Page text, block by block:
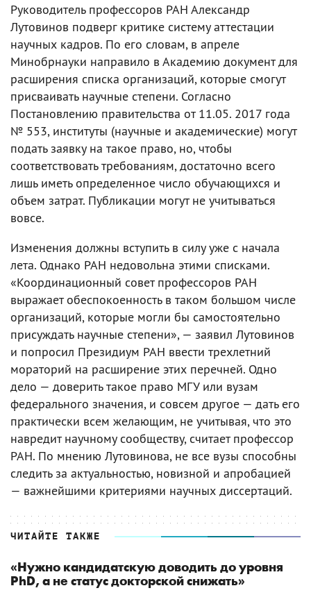
Руководитель профессоров РАН Александр
Лутовинов подверг критике систему аттестации
научных кадров. По его словам, в апреле
Минобрнауки направило в Академию документ для
расширения списка организаций, которые смогут
присваивать научные степени. Согласно
Постановлению правительства от 11.05. 2017 года
№ 553, институты (научные и академические) могут
подать заявку на такое право, но, чтобы
соответствовать требованиям, достаточно всего
лишь иметь определенное число обучающихся и
объем затрат. Публикации могут не учитываться
вовсе.
Изменения должны вступить в силу уже с начала
лета. Однако РАН недовольна этими списками.
«Координационный совет профессоров РАН
выражает обеспокоенность в таком большом числе
организаций, которые могли бы самостоятельно
присуждать научные степени», — заявил Лутовинов
и попросил Президиум РАН ввести трехлетний
мораторий на расширение этих перечней. Одно
дело — доверить такое право МГУ или вузам
федерального значения, и совсем другое — дать его
практически всем желающим, не учитывая, что это
навредит научному сообществу, считает профессор
РАН. По мнению Лутовинова, не все вузы способны
следить за актуальностью, новизной и апробацией
— важнейшими критериями научных диссертаций.
ЧИТАЙТЕ ТАКЖЕ
«Нужно кандидатскую доводить до уровня
PhD, а не статус докторской снижать»